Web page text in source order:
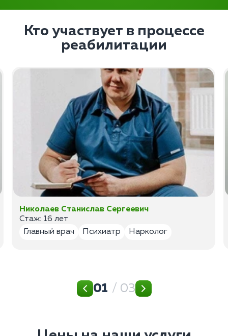
Кто участвует в процессе
реабилитации
Николаев Станислав Сергеевич
Стаж: 16 лет
Главный врач
Психиатр Нарколог
01 / 03